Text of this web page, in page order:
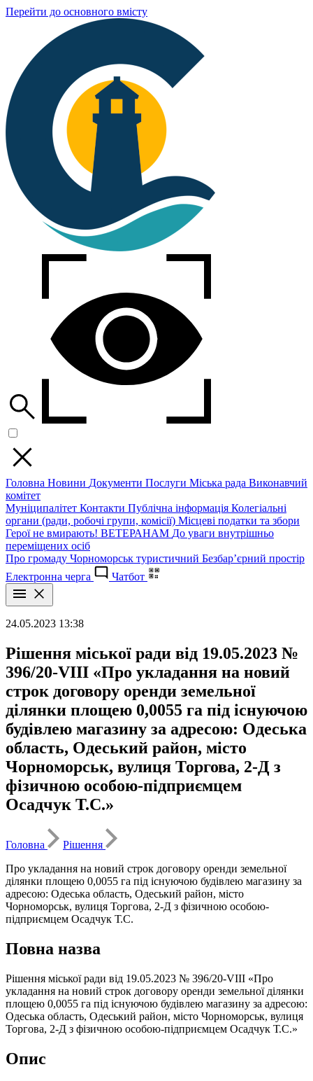
Перейти до основного вмісту
Головна Новини Документи Послуги Міська рада Виконавчий
комітет
Муніципалітет Контакти Публічна інформація Колегіальні
органи (ради, робочі групи, комісії) Місцеві податки та збори
Герої не вмирають! ВЕТЕРАНАМ До уваги внутрішньо
переміщених осіб
Про громаду Чорноморськ туристичний Безбар’єрний простір
Електронна черга
Чатбот
24.05.2023 13:38
Рішення міської ради від 19.05.2023 №
396/20-VIII «Про укладання на новий
строк договору оренди земельної
ділянки площею 0,0055 га під існуючою
будівлею магазину за адресою: Одеська
область, Одеський район, місто
Чорноморськ, вулиця Торгова, 2-Д з
фізичною особою-підприємцем
Осадчук Т.С.»
Головна
Рішення
Про укладання на новий строк договору оренди земельної
ділянки площею 0,0055 га під існуючою будівлею магазину за
адресою: Одеська область, Одеський район, місто
Чорноморськ, вулиця Торгова, 2-Д з фізичною особою-
підприємцем Осадчук Т.С.
Повна назва
Рішення міської ради від 19.05.2023 № 396/20-VIII «Про
укладання на новий строк договору оренди земельної ділянки
площею 0,0055 га під існуючою будівлею магазину за адресою:
Одеська область, Одеський район, місто Чорноморськ, вулиця
Торгова, 2-Д з фізичною особою-підприємцем Осадчук Т.С.»
Опис